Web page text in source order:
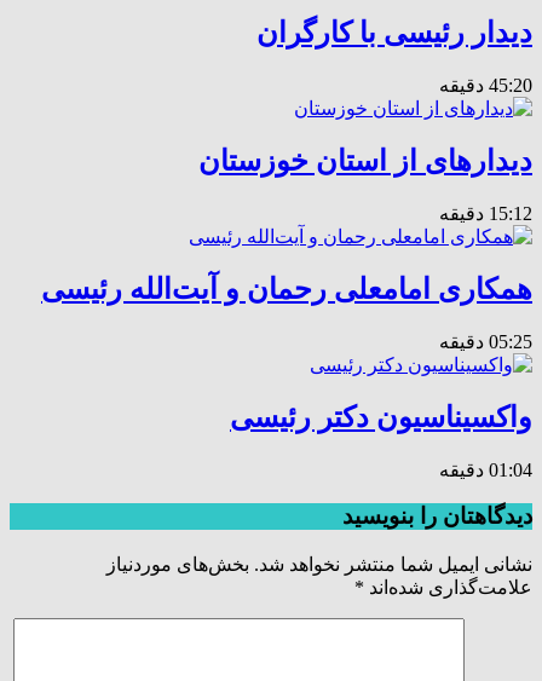
دیدار رئیسی با کارگران
45:20 دقیقه
دیدارهای از استان خوزستان
15:12 دقیقه
همکاری امامعلی رحمان و آیت‌الله رئیسی
05:25 دقیقه
واکسیناسیون دکتر رئیسی
01:04 دقیقه
دیدگاهتان را بنویسید
نشانی ایمیل شما منتشر نخواهد شد. بخش‌های موردنیاز
علامت‌گذاری شده‌اند *